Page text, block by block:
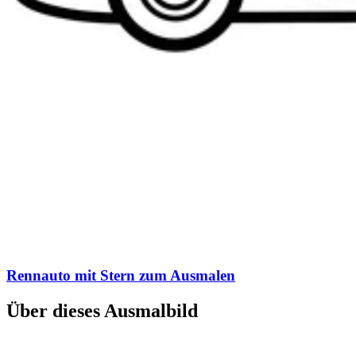
Rennauto mit Stern zum Ausmalen
Über dieses Ausmalbild